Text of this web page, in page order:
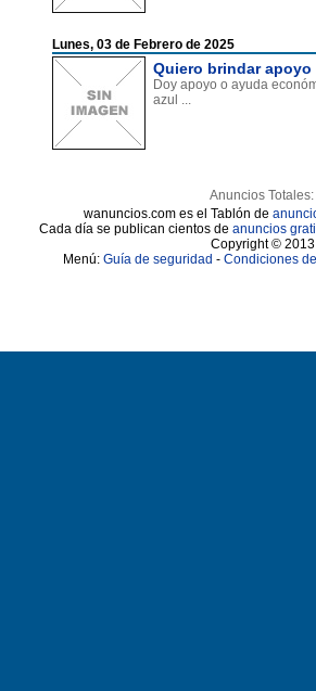
Lunes, 03 de Febrero de 2025
Quiero brindar
Doy apoyo o ayuda
azul ...
Anuncios Totales:
wanuncios.com es el Tablón de
Cada día se publican cientos de anuncios
Copyright ©
Menú: Guía de seguridad - Condiciones